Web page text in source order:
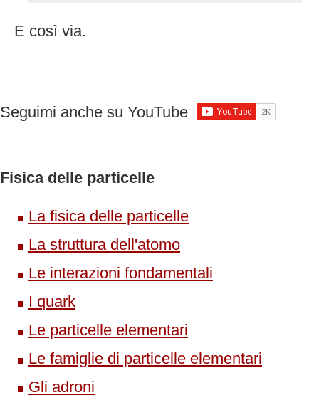
E così via.
Seguimi anche su YouTube
Fisica delle particelle
La fisica delle particelle
La struttura dell'atomo
Le interazioni fondamentali
I quark
Le particelle elementari
Le famiglie di particelle elementari
Gli adroni